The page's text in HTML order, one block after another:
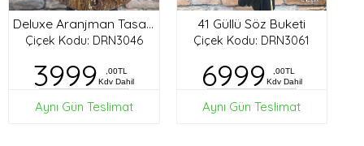
Deluxe Aranjman Tasarım
Çiçek Kodu: DRN3046
3999
,00TL
Kdv Dahil
Aynı Gün Teslimat
41 Güllü Söz Buketi
Çiçek Kodu: DRN3061
6999
,00TL
Kdv Dahil
Aynı Gün Teslimat